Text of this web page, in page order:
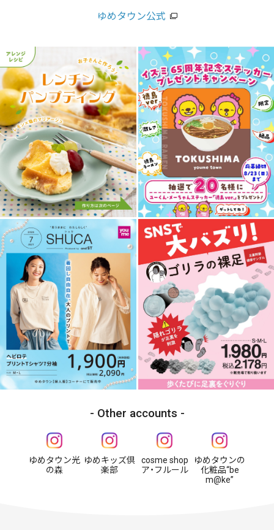
ゆめタウン公式
Other accounts
ゆめタウン光
の森
ゆめキッズ倶
楽部
cosme shop
ア・フルール
ゆめタウンの
化粧品“be
m@ke”